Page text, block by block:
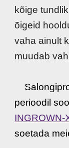
kõige
õigeid
vaha ainult
muudab
perioodil
INGROWN-
soetada